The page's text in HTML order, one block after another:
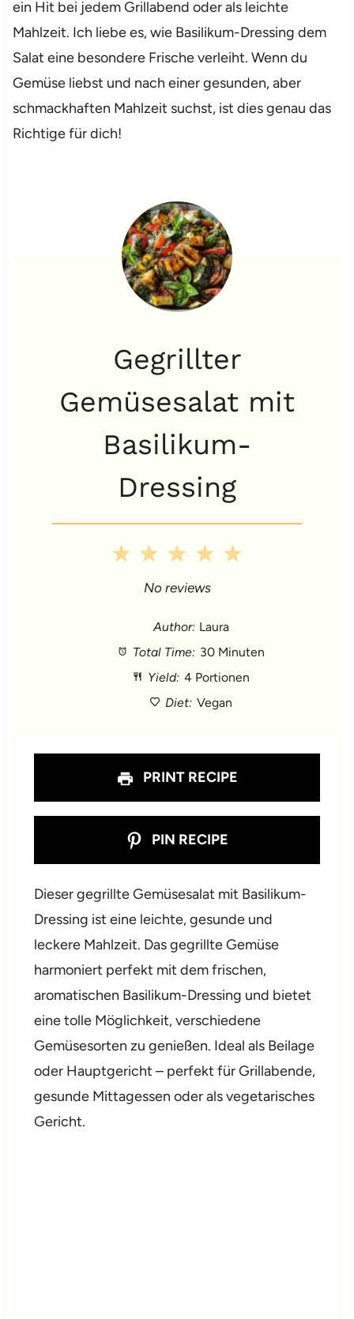
ein Hit bei jedem Grillabend oder als leichte
Mahlzeit. Ich liebe es, wie Basilikum-Dressing dem
Salat eine besondere Frische verleiht. Wenn du
Gemüse liebst und nach einer gesunden, aber
schmackhaften Mahlzeit suchst, ist dies genau das
Richtige für dich!
Gegrillter
Gemüsesalat mit
Basilikum-
Dressing
5
a
4
t
a
3
S
t
a
2
S
t
a
1
a
No reviews
Author: Laura
Total Time: 30 Minuten
Yield: 4 Portionen
Diet: Vegan
PRINT RECIPE
PIN RECIPE
Dieser gegrillte Gemüsesalat mit Basilikum-
Dressing ist eine leichte, gesunde und
leckere Mahlzeit. Das gegrillte Gemüse
harmoniert perfekt mit dem frischen,
aromatischen Basilikum-Dressing und bietet
eine tolle Möglichkeit, verschiedene
Gemüsesorten zu genießen. Ideal als Beilage
oder Hauptgericht – perfekt für Grillabende,
gesunde Mittagessen oder als vegetarisches
Gericht.